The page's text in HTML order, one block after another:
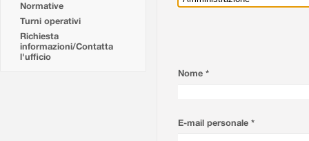
Normative
Turni operativi
Richiesta
informazioni/Contatta
l'ufficio
Nome *
E-mail personale *